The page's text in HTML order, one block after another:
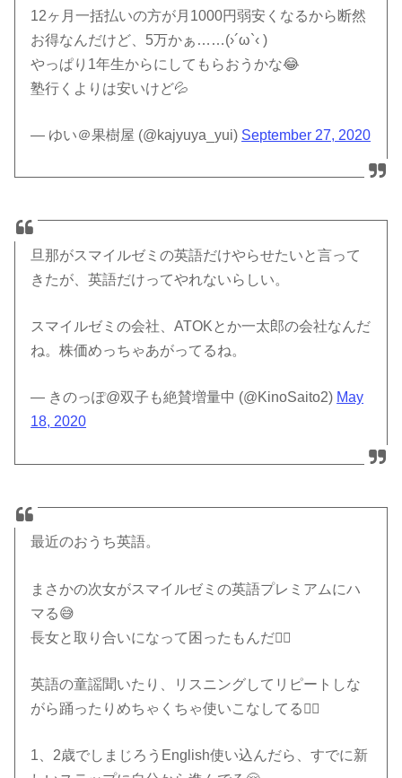
12ヶ月一括払いの方が月1000円弱安くなるから断然
お得なんだけど、5万かぁ……(›´ω`‹ )
やっぱり1年生からにしてもらおうかな😂
塾行くよりは安いけど💦
— ゆい＠果樹屋 (@kajyuya_yui) September 27, 2020
旦那がスマイルゼミの英語だけやらせたいと言って
きたが、英語だけってやれないらしい。
スマイルゼミの会社、ATOKとか一太郎の会社なんだ
ね。株価めっちゃあがってるね。
— きのっぽ@双子も絶賛増量中 (@KinoSaito2) May
18, 2020
最近のおうち英語。
まさかの次女がスマイルゼミの英語プレミアムにハ
マる😅
長女と取り合いになって困ったもんだ🤦‍♀️
英語の童謡聞いたり、リスニングしてリピートしな
がら踊ったりめちゃくちゃ使いこなしてる🤷‍♀️
1、2歳でしまじろうEnglish使い込んだら、すでに新